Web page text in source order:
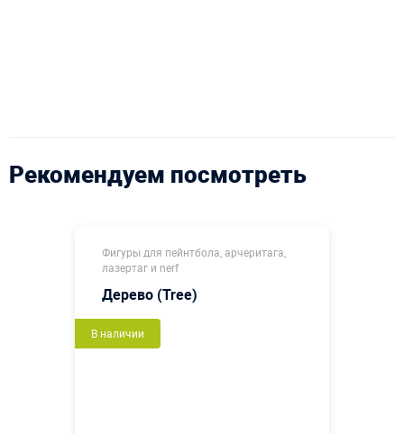
Рекомендуем посмотреть
Фигуры для пейнтбола, арчеритага,
лазертаг и nerf
Дерево (Tree)
В наличии